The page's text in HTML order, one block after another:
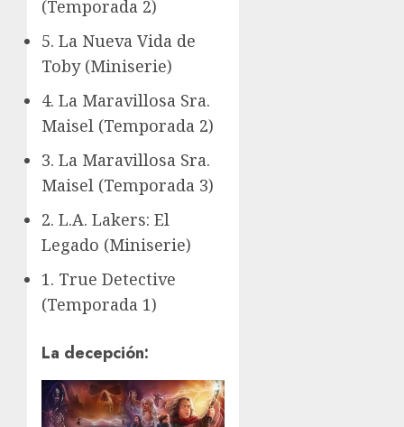
(Temporada 2)
5. La Nueva Vida de
Toby (Miniserie)
4. La Maravillosa Sra.
Maisel (Temporada 2)
3. La Maravillosa Sra.
Maisel (Temporada 3)
2. L.A. Lakers: El
Legado (Miniserie)
1. True Detective
(Temporada 1)
La decepción: